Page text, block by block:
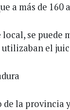
a más de 160
se puede
utilizaban el
de la